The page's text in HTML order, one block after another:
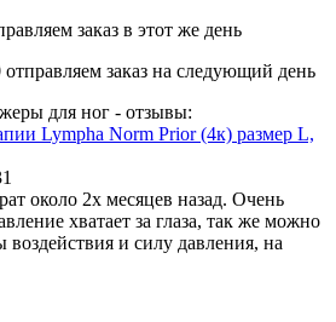
заказ в этот же день
отправляем заказ на следующий день
для ног - отзывы:
Lympha Norm Prior (4к) размер L,
около 2х месяцев назад. Очень
хватает за глаза, так же можно
и силу давления, на